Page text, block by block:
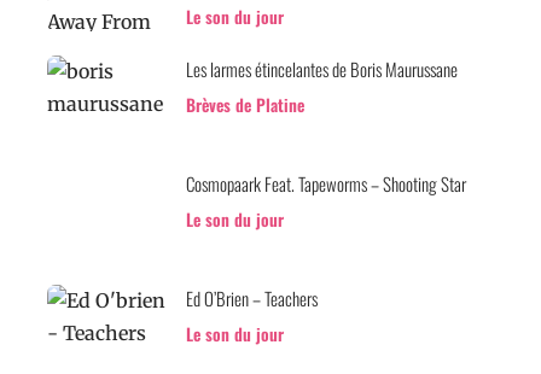
Le son du jour
Les larmes étincelantes de Boris Maurussane
Brèves de Platine
Cosmopaark Feat. Tapeworms – Shooting Star
Le son du jour
Ed O’Brien – Teachers
Le son du jour